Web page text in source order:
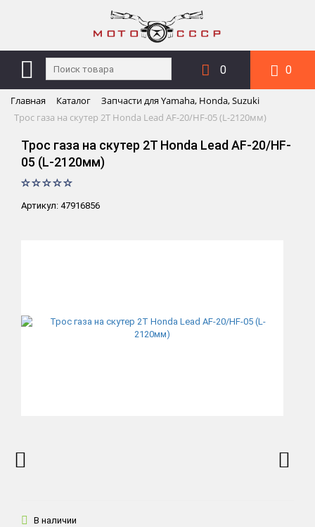
0 0
Главная Каталог
Запчасти для Yamaha, Honda, Suzuki
Трос газа на скутер 2T Honda Lead AF-20/HF-05 (L-2120мм)
Трос газа на скутер 2T Honda Lead AF-20/HF-
05 (L-2120мм)
Артикул: 47916856
В наличии